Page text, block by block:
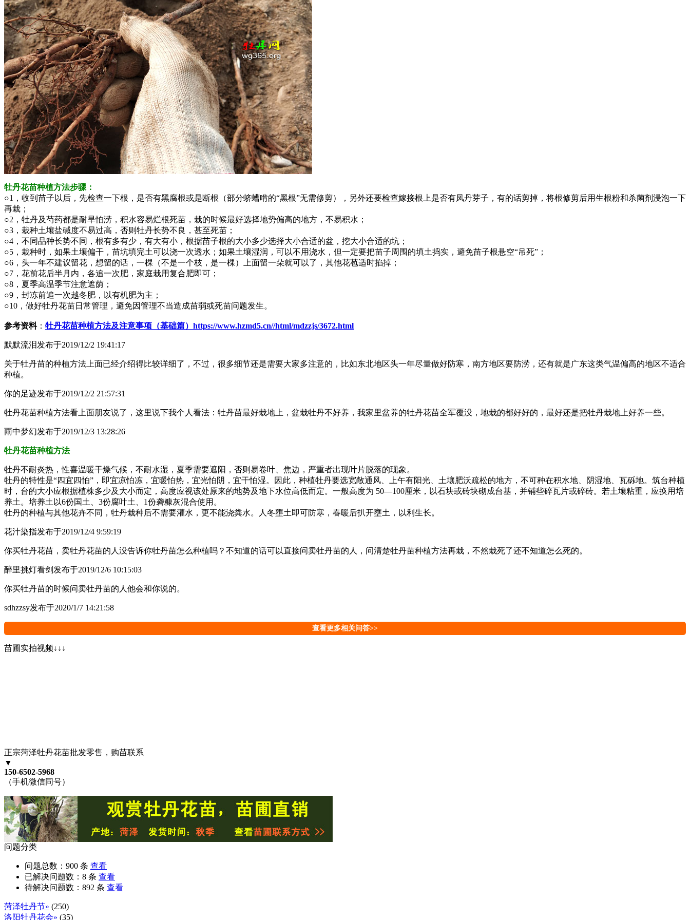
牡丹花苗种植方法步骤：
○1，收到苗子以后，先检查一下根，是否有黑腐根或是断根（部分蛴螬啃的“黑根”无需修剪），另外还要检查嫁接根上是否有凤丹芽子，有的话剪掉，将根修剪后用生根粉和杀菌剂浸泡一下
再栽；
○2，牡丹及芍药都是耐旱怕涝，积水容易烂根死苗，栽的时候最好选择地势偏高的地方，不易积水；
○3，栽种土壤盐碱度不易过高，否则牡丹长势不良，甚至死苗；
○4，不同品种长势不同，根有多有少，有大有小，根据苗子根的大小多少选择大小合适的盆，挖大小合适的坑；
○5，栽种时，如果土壤偏干，苗坑填完土可以浇一次透水；如果土壤湿润，可以不用浇水，但一定要把苗子周围的填土捣实，避免苗子根悬空“吊死”；
○6，头一年不建议留花，想留的话，一棵（不是一个枝，是一棵）上面留一朵就可以了，其他花苞适时掐掉；
○7，花前花后半月内，各追一次肥，家庭栽用复合肥即可；
○8，夏季高温季节注意遮荫；
○9，封冻前追一次越冬肥，以有机肥为主；
○10，做好牡丹花苗日常管理，避免因管理不当造成苗弱或死苗问题发生。
参考资料： 牡丹花苗种植方法及注意事项（基础篇） https://www.hzmd5.cn//html/mdzzjs/3672.html
默默流泪发布于2019/12/2 19:41:17
关于牡丹苗的种植方法上面已经介绍得比较详细了，不过，很多细节还是需要大家多注意的，比如东北地区头一年尽量做好防寒，南方地区要防涝，还有就是广东这类气温偏高的地区不适合
种植。
你的足迹发布于2019/12/2 21:57:31
牡丹花苗种植方法看上面朋友说了，这里说下我个人看法：牡丹苗最好栽地上，盆栽牡丹不好养，我家里盆养的牡丹花苗全军覆没，地栽的都好好的，最好还是把牡丹栽地上好养一些。
雨中梦幻发布于2019/12/3 13:28:26
牡丹花苗种植方法
牡丹不耐炎热，性喜温暖干燥气候，不耐水湿，夏季需要遮阳，否则易卷叶、焦边，严重者出现叶片脱落的现象。
牡丹的特性是“四宜四怕”，即宜凉怕冻，宜暖怕热，宜光怕阴，宜干怕湿。因此，种植牡丹要选宽敞通风、上午有阳光、土壤肥沃疏松的地方，不可种在积水地、阴湿地、瓦砾地。筑台种植
时，台的大小应根据植株多少及大小而定，高度应视该处原来的地势及地下水位高低而定。一般高度为 50—100厘米，以石块或砖块砌成台基，并铺些碎瓦片或碎砖。若土壤粘重，应换用培
养土。培养土以6份国土、3份腐叶土、1份砻糠灰混合使用。
牡丹的种植与其他花卉不同，牡丹栽种后不需要灌水，更不能浇粪水。人冬壅土即可防寒，春暖后扒开壅土，以利生长。
花汁染指发布于2019/12/4 9:59:19
你买牡丹花苗，卖牡丹花苗的人没告诉你牡丹苗怎么种植吗？不知道的话可以直接问卖牡丹苗的人，问清楚牡丹苗种植方法再栽，不然栽死了还不知道怎么死的。
醉里挑灯看剑 发布于2019/12/6 10:15:03
你买牡丹苗的时候问卖牡丹苗的人他会和你说的。
sdhzzsy发布于2020/1/7 14:21:58
查看更多相关问答>>
苗圃实拍视频↓↓↓
正宗菏泽牡丹花苗批发零售，购苗联系
▼
150-6502-5968
（手机微信同号）
问题分类
问题总数： 900 条 查看
已解决问题数： 8 条 查看
待解决问题数： 892 条 查看
菏泽牡丹节» (250)
洛阳牡丹花会» (35)